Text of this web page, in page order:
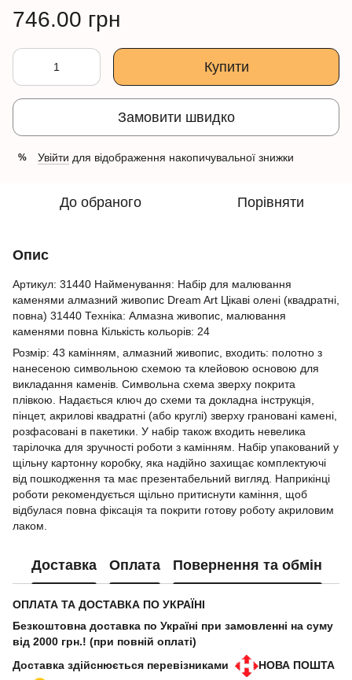
746.00 грн
Купити
Замовити швидко
% Увійти для відображення накопичувальної знижки
До обраного Порівняти
Опис
Артикул: 31440 Найменування: Набір для малювання
каменями алмазний живопис Dream Art Цікаві олені (квадратні,
повна) 31440 Техніка: Алмазна живопис, малювання
каменями повна Кількість кольорів: 24
Розмір: 43 камінням, алмазний живопис, входить: полотно з
нанесеною символьною схемою та клейовою основою для
викладання каменів. Символьна схема зверху покрита
плівкою. Надається ключ до схеми та докладна інструкція,
пінцет, акрилові квадратні (або круглі) зверху грановані камені,
розфасовані в пакетики. У набір також входить невелика
тарілочка для зручності роботи з камінням. Набір упакований у
щільну картонну коробку, яка надійно захищає комплектуючі
від пошкодження та має презентабельний вигляд. Наприкінці
роботи рекомендується щільно притиснути каміння, щоб
відбулася повна фіксація та покрити готову роботу акриловим
лаком.
Доставка Оплата Повернення та обмін
ОПЛАТА ТА ДОСТАВКА ПО УКРАЇНІ
Безкоштовна доставка по Україні при замовленні на суму
від 2000 грн.! (при повній оплаті)
Доставка здійснюється перевізниками
НОВА ПОШТА